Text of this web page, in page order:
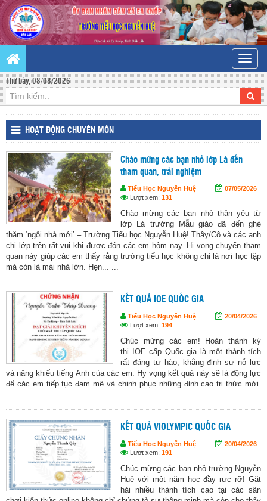
Toggle
Thứ bảy, 08/08/2026
HOẠT ĐỘNG CHUYÊN MÔN
Chào mừng các bạn nhỏ lớp Lá đến
tham quan, trải nghiệm
Tiểu Học Nguyễn Huệ
07/05/2026
Lượt xem: 131
Chào mừng các bạn nhỏ thân yêu từ
lớp Lá trường Mẫu giáo đã đến ghé
thăm ‘ngôi nhà mới’ – Trường Tiểu học Nguyễn Huệ! Thầy/Cô và các anh
chị lớp trên rất vui khi được đón các em hôm nay. Hi vọng chuyến tham
quan này giúp các em thấy rằng trường tiểu học không chỉ là nơi học tập
mà còn là mái nhà lớn. Hẹn... ...
KẾT QUẢ IOE QUỐC GIA
Tiểu Học Nguyễn Huệ
20/04/2026
Lượt xem: 194
Chúc mừng các em! Hoàn thành kỳ
thi IOE cấp Quốc gia là một thành tích
rất đáng tự hào, khẳng định sự nỗ lực
và năng khiếu tiếng Anh của các em. Hy vọng kết quả này sẽ là động lực
để các em tiếp tục đam mê và chinh phục những đỉnh cao tri thức mới.
KẾT QUẢ VIOLYMPIC QUỐC GIA
Tiểu Học Nguyễn Huệ
20/04/2026
Lượt xem: 191
Chúc mừng các bạn nhỏ trường Nguyễn
Huệ với một năm học đầy rực rỡ! Gặt
hái nhiều thành tích cao tại các sân